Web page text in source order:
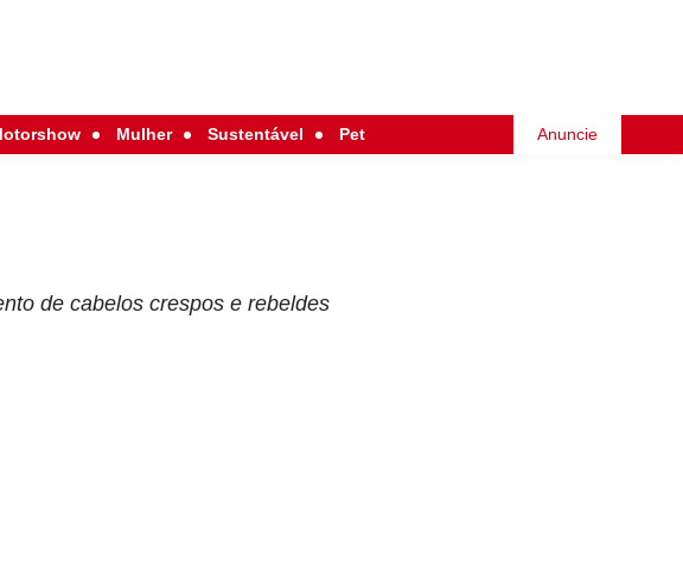
Mulher Sustentável Pet Anuncie
de cabelos crespos e rebeldes